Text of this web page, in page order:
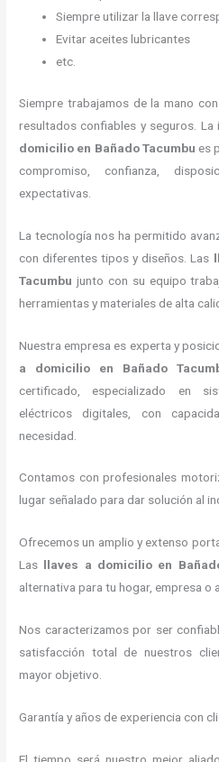
Siempre utilizar la llave
Evitar aceites lubricantes
etc.
Siempre trabajamos de la mano
resultados confiables y seguros. La
domicilio en Bañado Tacumbu es
compromiso, confianza,
expectativas.
La tecnología nos ha permitido
con diferentes tipos y diseños. Las
Tacumbu junto con su equipo
herramientas y materiales de alta
Nuestra empresa es experta y
a domicilioen Bañado
certificado, especializado en
eléctricos digitales, con
necesidad.
Contamos con profesionales
lugar señalado para dar solución al
Ofrecemos un amplio y extenso
Las llaves a domicilio en
alternativa para tu hogar, empresa o
Nos caracterizamos por ser
satisfacción total de nuestros
mayor objetivo.
Garantía y años de experiencia con